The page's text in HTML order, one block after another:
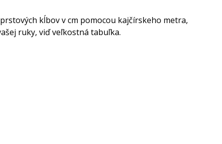
kĺbov v cm pomocou kajčírskeho metra,
ruky, viď veľkostná tabuľka.